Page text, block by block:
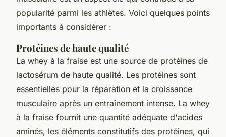
popularité parmi les athlètes. Voici quelques points
importants à considérer :
Protéines de haute qualité
La whey à la fraise est une source de protéines de
lactosérum de haute qualité. Les protéines sont
essentielles pour la réparation et la croissance
musculaire après un entraînement intense. La whey
à la fraise fournit une quantité adéquate d'acides
aminés, les éléments constitutifs des protéines, qui